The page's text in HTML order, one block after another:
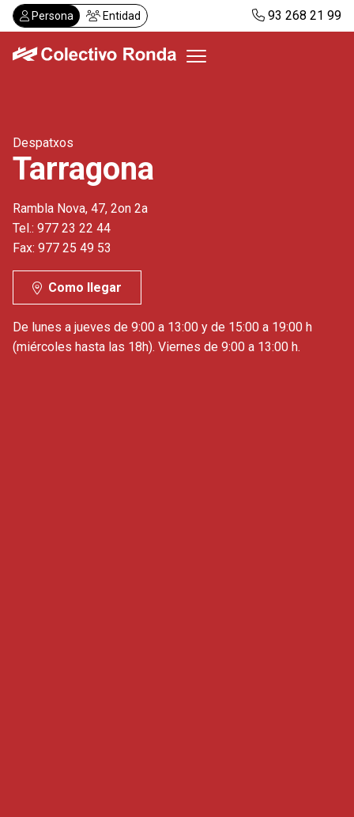
Pasar
al
contenido
Persona Entidad 93 268 21 99
Servicios
Actualidad
Despachos
Solicitar visita
Abonos
CA
Despatxos
Tarragona
Rambla Nova, 47, 2on 2a
Tel.: 977 23 22 44
Fax: 977 25 49 53
Como llegar
De lunes a jueves de 9:00 a 13:00 y de 15:00 a 19:00 h
(miércoles hasta las 18h). Viernes de 9:00 a 13:00 h.